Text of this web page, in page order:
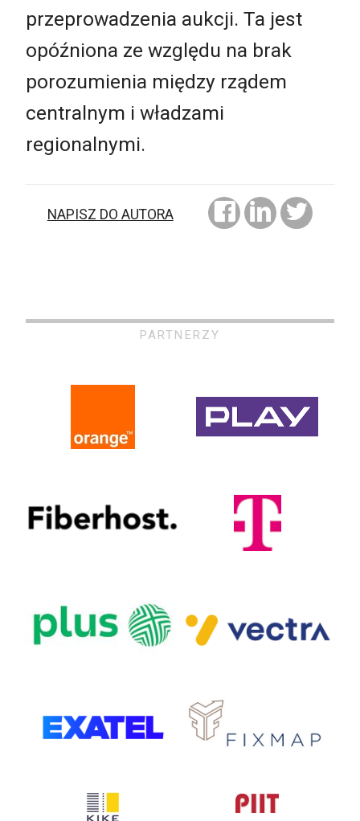
przeprowadzenia aukcji. Ta jest
opóźniona ze względu na brak
porozumienia między rządem
centralnym i władzami
regionalnymi.
NAPISZ DO AUTORA
PARTNERZY